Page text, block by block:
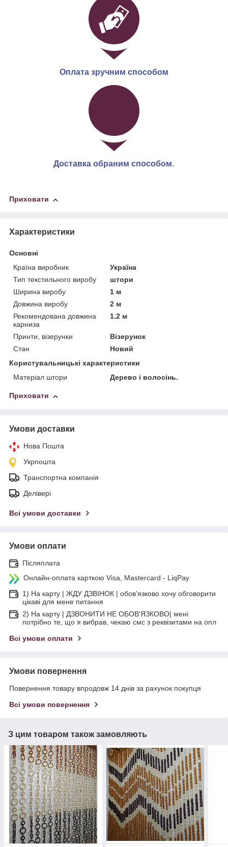
Оплата зручним способом
Доставка обраним способом.
Приховати
Характеристики
Основні
Країна виробник
Україна
Тип текстильного виробу
штори
Ширина виробу
1 м
Довжина виробу
2 м
Рекомендована довжина
карниза
1.2 м
Принти, візерунки
Візерунок
Стан
Новий
Користувальницькі характеристики
Матеріал штори
Дерево і волосінь.
Приховати
Умови доставки
Нова Пошта
Укрпошта
Транспортна компанія
Делівері
Всі умови доставки
Умови оплати
Післяплата
Онлайн-оплата карткою Visa, Mastercard - LiqPay
1) На карту | ЖДУ ДЗВІНОК | обов'язково хочу обговорити
цікаві для мене питання
2) На карту | ДЗВОНИТИ НЕ ОБОВ'ЯЗКОВО| мені
потрібно те, що я вибрав, чекаю смс з реквізитами на опл
Всі умови оплати
Умови повернення
Повернення товару впродовж 14 днів за рахунок покупця
Всі умови повернення
З цим товаром також замовляють